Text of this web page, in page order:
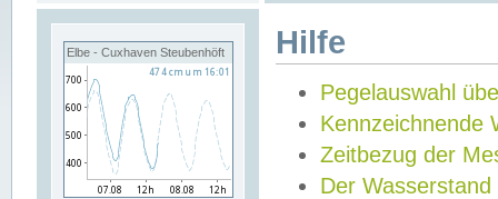
Elbe - Cuxhaven Steubenhöft Hilfe
Pegelauswahl
Kennzeichnende
Zeitbezug der
Der Wasserstand